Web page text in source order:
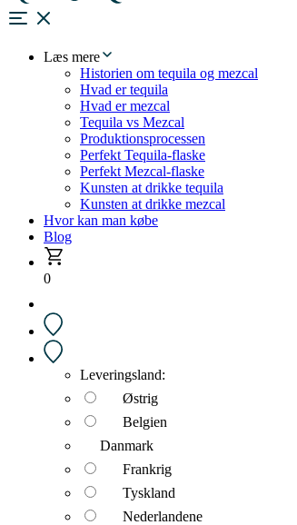
Læs mere
Historien om tequila og mezcal
Hvad er tequila
Hvad er mezcal
Tequila vs Mezcal
Produktionsprocessen
Perfekt Tequila-flaske
Perfekt Mezcal-flaske
Kunsten at drikke tequila
Kunsten at drikke mezcal
Hvor kan man købe
Blog
0
Leveringsland:
Østrig
Belgien
Danmark
Frankrig
Tyskland
Nederlandene